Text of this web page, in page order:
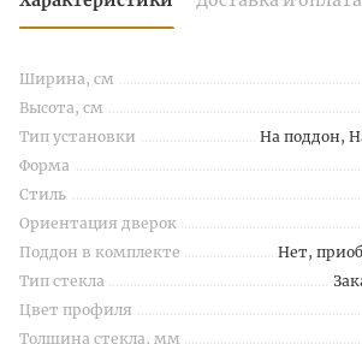
Ширина, см
Высота, см
Тип установки
На поддон,
Форма
Стиль
Ориентация дверок
Поддон в комплекте
Нет,
Тип стекла
Цвет профиля
Толщина стекла, мм